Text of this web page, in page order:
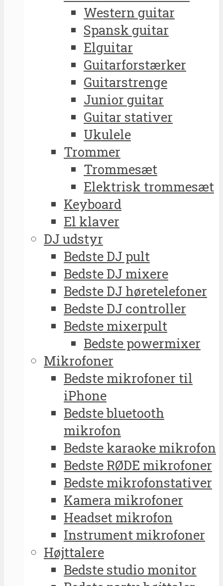
Western guitar
Spansk guitar
Elguitar
Guitarforstærker
Guitarstrenge
Junior guitar
Guitar stativer
Ukulele
Trommer
Trommesæt
Elektrisk trommesæt
Keyboard
El klaver
DJ udstyr
Bedste DJ pult
Bedste DJ mixere
Bedste DJ høretelefoner
Bedste DJ controller
Bedste mixerpult
Bedste powermixer
Mikrofoner
Bedste mikrofoner til
iPhone
Bedste bluetooth
mikrofon
Bedste karaoke mikrofon
Bedste RØDE mikrofoner
Bedste mikrofonstativer
Kamera mikrofoner
Headset mikrofon
Instrument mikrofoner
Højttalere
Bedste studio monitor